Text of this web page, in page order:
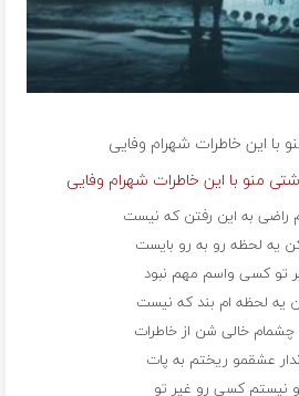
با این خاطرات شهرام وفایی
منو با این خاطرات شهرام وفایی
راضی به این رفتن که نیست
یه لحظه رو به رو بایست
تو کسی واسم مهم نبود
یه لحظه ام بند که نیست
چشمام خالی شن از خاطرات
عشقمو ریختم به پات
نیستم کسی رو غیر تو